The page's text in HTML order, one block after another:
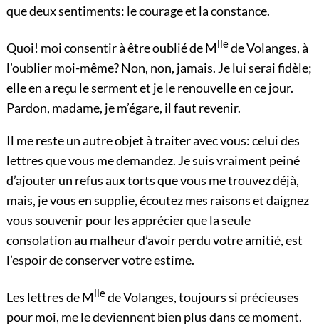
que deux sentiments: le courage et la constance.
Quoi! moi consentir à être oublié de Mllede Volanges, à
l’oublier moi-même? Non, non, jamais. Je lui serai fidèle;
elle en a reçu le serment et je le renouvelle en ce jour.
Pardon, madame, je m’égare, il faut revenir.
Il me reste un autre objet à traiter avec vous: celui des
lettres que vous me demandez. Je suis vraiment peiné
d’ajouter un refus aux torts que vous me trouvez déjà,
mais, je vous en supplie, écoutez mes raisons et daignez
vous souvenir pour les apprécier que la seule
consolation au malheurd’avoir perdu votre amitié, est
l’espoir de conserver votre estime.
Les lettres de Mllede Volanges, toujours si précieuses
pour moi, me le deviennent bien plus dans ce moment.